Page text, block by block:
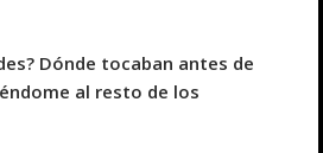
Dónde tocaban antes de
al resto de los